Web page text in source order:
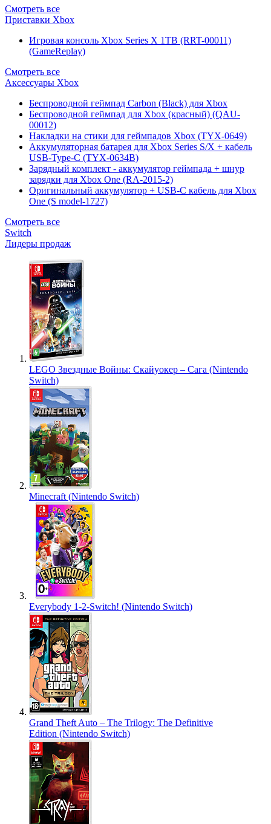
Смотреть все
Приставки Xbox
Игровая консоль Xbox Series X 1TB (RRT-00011)
(GameReplay)
Смотреть все
Аксессуары Xbox
Беспроводной геймпад Carbon (Black) для Xbox
Беспроводной геймпад для Xbox (красный) (QAU-
00012)
Накладки на стики для геймпадов Xbox (TYX-0649)
Аккумуляторная батарея для Xbox Series S/X + кабель
USB-Type-C (TYX-0634B)
Зарядный комплект - аккумулятор геймпада + шнур
зарядки для Xbox One (RA-2015-2)
Оригинальный аккумулятор + USB-C кабель для Xbox
One (S model-1727)
Смотреть все
Switch
Лидеры продаж
LEGO Звездные Войны: Скайуокер – Сага (Nintendo
Switch)
Minecraft (Nintendo Switch)
Everybody 1-2-Switch! (Nintendo Switch)
Grand Theft Auto – The Trilogy: The Definitive
Edition (Nintendo Switch)